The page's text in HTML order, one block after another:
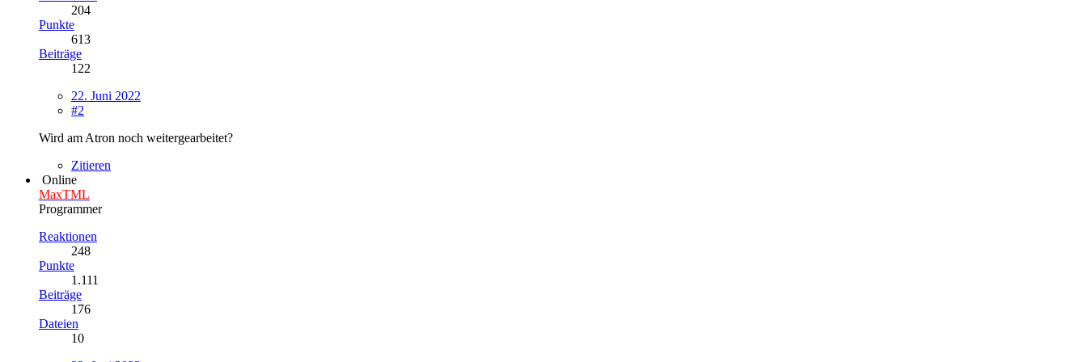
204
Punkte
613
Beiträge
122
22. Juni 2022
#2
Wird am Atron noch weitergearbeitet?
Zitieren
Online
MaxTML
Programmer
Reaktionen
248
Punkte
1.111
Beiträge
176
Dateien
10